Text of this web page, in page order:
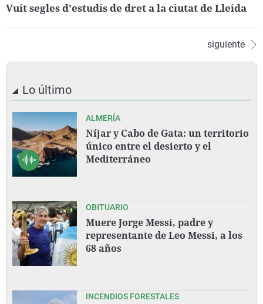
Vuit segles d'estudis de dret a la ciutat de Lleida
siguiente
Lo último
ALMERÍA
Níjar y Cabo de Gata: un territorio
único entre el desierto y el
Mediterráneo
OBITUARIO
Muere Jorge Messi, padre y
representante de Leo Messi, a los
68 años
INCENDIOS FORESTALES